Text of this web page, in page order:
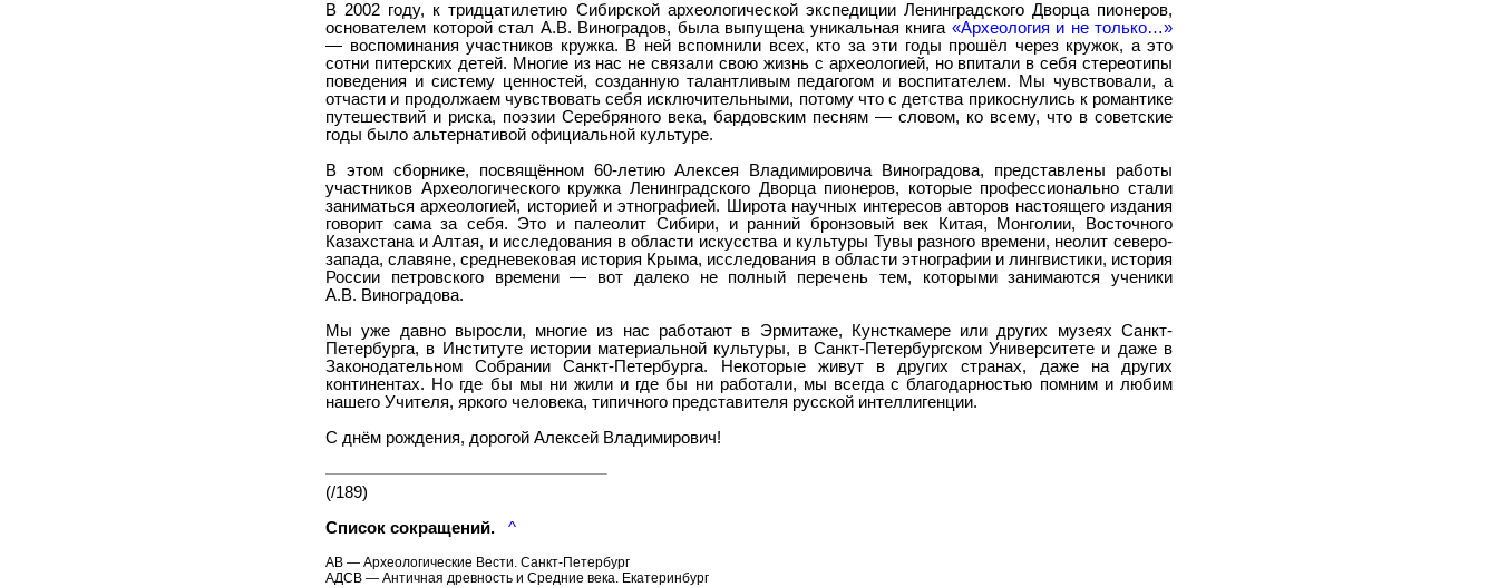
В 2002 году, к тридцатилетию Сибирской археологической экспедиции Ленинградского Дворца пионеров,
основателем которой стал А.В. Виноградов, была выпущена уникальная книга «Археология и не только…»
— воспоминания участников кружка. В ней вспомнили всех, кто за эти годы прошёл через кружок, а это
сотни питерских детей. Многие из нас не связали свою жизнь с археологией, но впитали в себя стереотипы
поведения и систему ценностей, созданную талантливым педагогом и воспитателем. Мы чувствовали, а
отчасти и продолжаем чувствовать себя исключительными, потому что с детства прикоснулись к романтике
путешествий и риска, поэзии Серебряного века, бардовским песням — словом, ко всему, что в советские
годы было альтернативой официальной культуре.
В этом сборнике, посвящённом 60-летию Алексея Владимировича Виноградова, представлены работы
участников Археологического кружка Ленинградского Дворца пионеров, которые профессионально стали
заниматься археологией, историей и этнографией. Широта научных интересов авторов настоящего издания
говорит сама за себя. Это и палеолит Сибири, и ранний бронзовый век Китая, Монголии, Восточного
Казахстана и Алтая, и исследования в области искусства и культуры Тувы разного времени, неолит северо-
запада, славяне, средневековая история Крыма, исследования в области этнографии и лингвистики, история
России петровского времени — вот далеко не полный перечень тем, которыми занимаются ученики
А.В. Виноградова.
Мы уже давно выросли, многие из нас работают в Эрмитаже, Кунсткамере или других музеях Санкт-
Петербурга, в Институте истории материальной культуры, в Санкт-Петербургском Университете и даже в
Законодательном Собрании Санкт-Петербурга. Некоторые живут в других странах, даже на других
континентах. Но где бы мы ни жили и где бы ни работали, мы всегда с благодарностью помним и любим
нашего Учителя, яркого человека, типичного представителя русской интеллигенции.
С днём рождения, дорогой Алексей Владимирович!
(/189)
Список сокращений.
^
АВ — Археологические Вести. Санкт-Петербург
АДСВ — Античная древность и Средние века. Екатеринбург